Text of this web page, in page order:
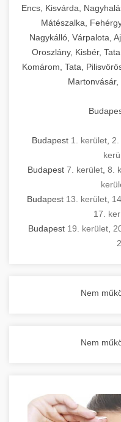
Encs, Kisvárda,
Mátészalka,
Nagykálló, Várpalota,
Oroszlány, Kisbér,
Komárom, Tata,
Budapest 1. kerület
Budapest 7. kerület, 8.
Budapest 13. kerület
17.
Budapest 19. kerület
Nem
Nem